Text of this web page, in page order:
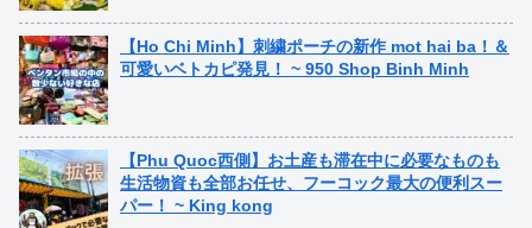
【Ho Chi Minh】刺繍ポーチの新作 mot hai ba！＆
可愛いベトカピ発見！ ~ 950 Shop Binh Minh
【Phu Quoc西側】お土産も滞在中に必要なものも
生活物資も全部お任せ、フーコック最大の便利スー
パー！ ~ King kong